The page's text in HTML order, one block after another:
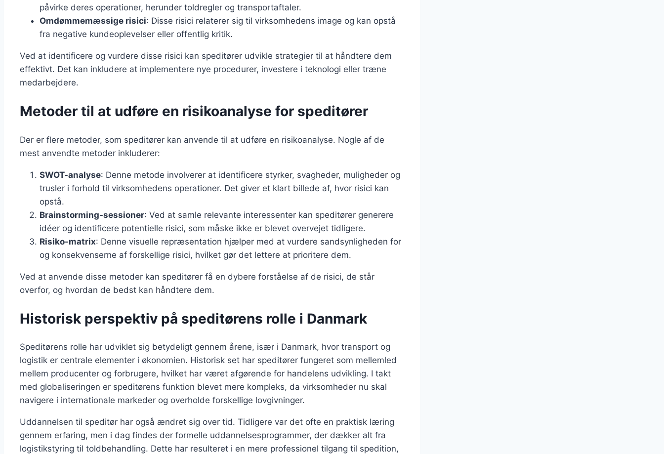
påvirke deres operationer, herunder toldregler og transportaftaler.
Omdømmemæssige risici: Disse risici relaterer sig til virksomhedens image og kan opstå
fra negative kundeoplevelser eller offentlig kritik.
Ved at identificere og vurdere disse risici kan speditører udvikle strategier til at håndtere dem
effektivt. Det kan inkludere at implementere nye procedurer, investere i teknologi eller træne
medarbejdere.
Metoder til at udføre en risikoanalyse for speditører
Der er flere metoder, som speditører kan anvende til at udføre en risikoanalyse. Nogle af de
mest anvendte metoder inkluderer:
SWOT-analyse: Denne metode involverer at identificere styrker, svagheder, muligheder og
trusler i forhold til virksomhedens operationer. Det giver et klart billede af, hvor risici kan
opstå.
Brainstorming-sessioner: Ved at samle relevante interessenter kan speditører generere
idéer og identificere potentielle risici, som måske ikke er blevet overvejet tidligere.
Risiko-matrix: Denne visuelle repræsentation hjælper med at vurdere sandsynligheden for
og konsekvenserne af forskellige risici, hvilket gør det lettere at prioritere dem.
Ved at anvende disse metoder kan speditører få en dybere forståelse af de risici, de står
overfor, og hvordan de bedst kan håndtere dem.
Historisk perspektiv på speditørens rolle i Danmark
Speditørens rolle har udviklet sig betydeligt gennem årene, især i Danmark, hvor transport og
logistik er centrale elementer i økonomien. Historisk set har speditører fungeret som mellemled
mellem producenter og forbrugere, hvilket har været afgørende for handelens udvikling. I takt
med globaliseringen er speditørens funktion blevet mere kompleks, da virksomheder nu skal
navigere i internationale markeder og overholde forskellige lovgivninger.
Uddannelsen til speditør har også ændret sig over tid. Tidligere var det ofte en praktisk læring
gennem erfaring, men i dag findes der formelle uddannelsesprogrammer, der dækker alt fra
logistikstyring til toldbehandling. Dette har resulteret i en mere professionel tilgang til spedition,